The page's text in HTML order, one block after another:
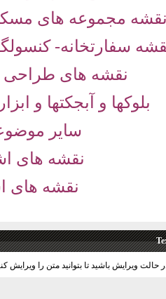
نقشه مجموعه های
سفارتخانه-
نقشه های طراحی
بلوکها و آبجکتها و
سایر
نقشه های
نقشه های
حالت ویرایش باشید تا بتوانید متن را ویرایش